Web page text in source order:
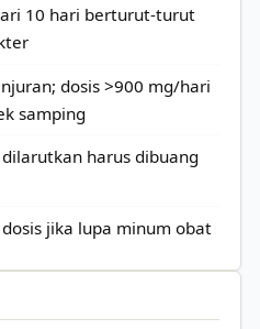
10 hari berturut-turut
dosis >900 mg/hari
samping
harus dibuang
jika lupa minum obat